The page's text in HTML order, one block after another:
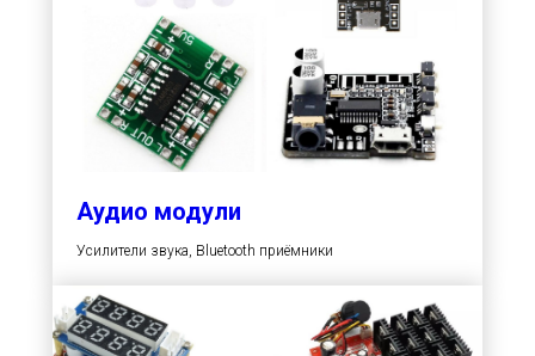
Аудио модули
Усилители звука, Bluetooth приёмники